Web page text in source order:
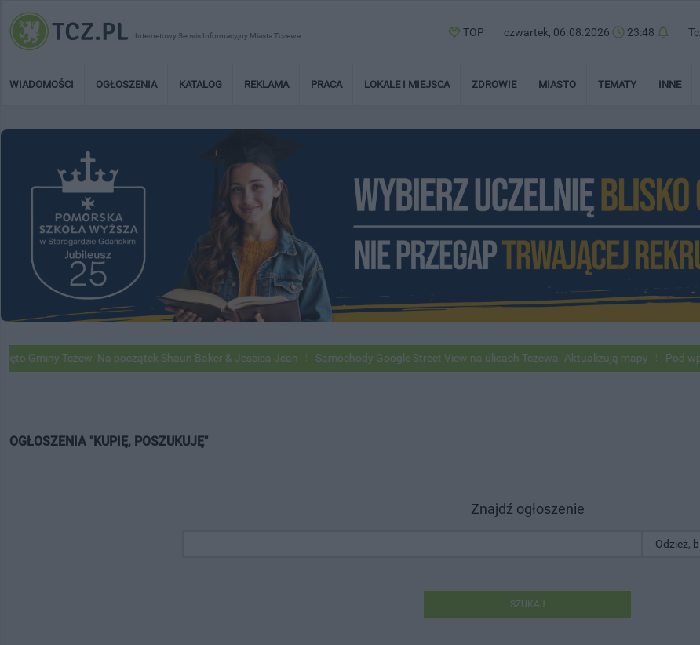
Internetowy Serwis Informacyjny Miasta Tczewa TOP czwartek, 06.08.2026 23:48
WIADOMOŚCI OGŁOSZENIA KATALOG REKLAMA PRACA LOKALE I MIEJSCA ZDROWIE MIASTO TEMATY INNE
Tczew. Na początek Shaun Baker & Jessica Jean Samochody Google Street View na ulicach Tczewa. Aktualizują mapy Pod
OGŁOSZENIA "KUPIĘ, POSZUKUJĘ"
Znajdź ogłoszenie
SZUKAJ